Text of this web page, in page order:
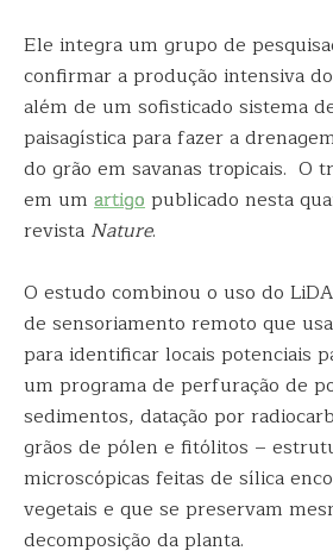
Ele integra um grupo de
confirmar a produção intensiva
além de um sofisticado sistema
paisagística para fazer a
do grão em savanas tropicais. O
em um artigopublicado nesta
revista Nature.
O estudo combinou o uso do
de sensoriamento remoto que
para identificar locais potenciais
um programa de perfuração de
sedimentos, datação por
grãos de pólen e fitólitos –
microscópicas feitas de sílica
vegetais e que se preservam
decomposição da planta.